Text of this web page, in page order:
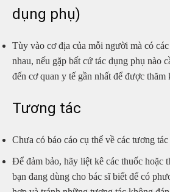
dụng phụ)
Tùy vào cơ địa của mỗi người mà có
nhau, nếu gặp bất cứ tác dụng phụ nào
đến cơ quan y tế gần nhất để được thăm
Tương tác
Chưa có báo cáo cụ thể về các tương
Để đảm bảo, hãy liệt kê các thuốc hoặc
bạn đang dùng cho bác sĩ biết để có